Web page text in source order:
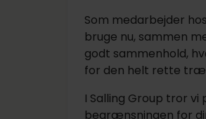
Som medarbejder
bruge nu, sammen
godt sammenhold,
for den helt rette
I Salling Group tror
begrænsningen for